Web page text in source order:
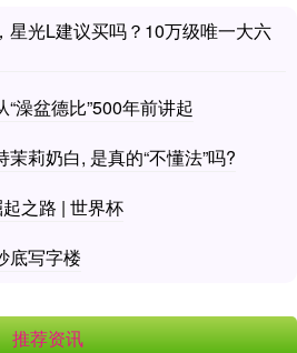
星光L建议买吗？10万级唯一大六
澡盆德比”500年前讲起
莉奶白, 是真的“不懂法”吗?
之路 | 世界杯
底写字楼
推荐资讯